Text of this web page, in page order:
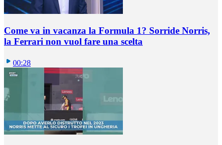
Come va in vacanza la Formula 1? Sorride Norris,
la Ferrari non vuol fare una scelta
00:28